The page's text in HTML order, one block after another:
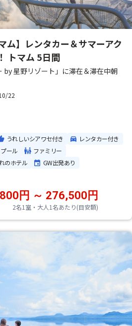
ム】レンタカー＆サマーアク
トマム 5日間
by 星野リゾート」に滞在＆滞在中朝
22
うれしいシアワセ付き
レンタカー付き
プール
ファミリー
のホテル
GW出発あり
2名1室・大人1名あたり(目安額)
円 ～ 276,500円